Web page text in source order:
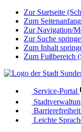
Zur Startseite
Zum
Zur Navigation/
Zur Suche
Zum Inhalt
Zum Fußbereich
Service-Portal
Barrierefreiheit
Leichte